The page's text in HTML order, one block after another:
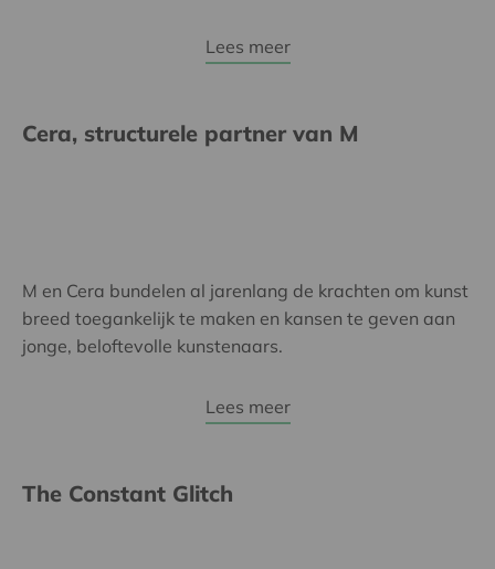
Lees meer
Cera, structurele partner van M
M en Cera bundelen al jarenlang de krachten om kunst
breed toegankelijk te maken en kansen te geven aan
jonge, beloftevolle kunstenaars.
Lees meer
The Constant Glitch